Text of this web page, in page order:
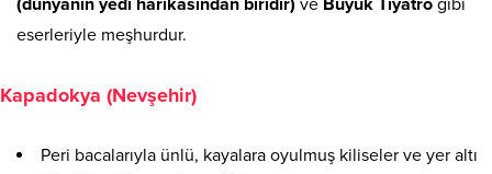
(dünyanın yedi harikasından biridir) ve Büyük Tiyatro gibi
eserleriyle meşhurdur.
Kapadokya (Nevşehir)
Peri bacalarıyla ünlü, kayalara oyulmuş kiliseler ve yer altı